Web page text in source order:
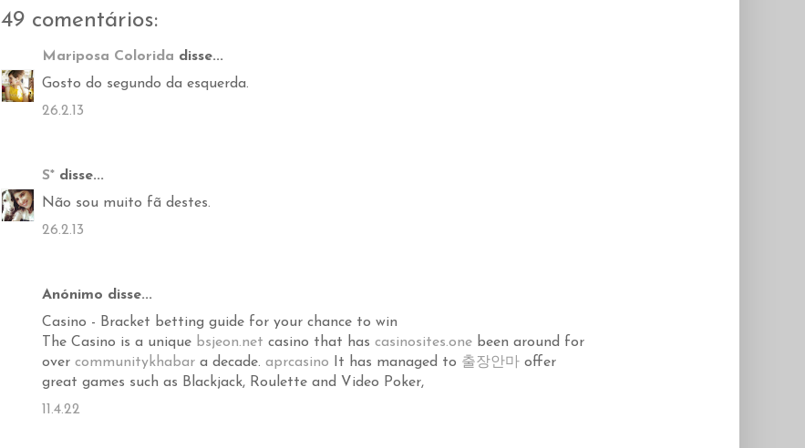
49 comentários:
Mariposa Colorida disse...
Gosto do segundo da esquerda.
26.2.13
S* disse...
Não sou muito fã destes.
26.2.13
Anónimo disse...
Casino - Bracket betting guide for your chance to win
The Casino is a unique bsjeon.net casino that has casinosites.one been around for
over communitykhabar a decade. aprcasino It has managed to 출장안마 offer
great games such as Blackjack, Roulette and Video Poker,
11.4.22